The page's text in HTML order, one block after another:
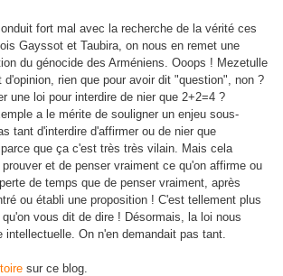
fort mal avec la recherche de la vérité ces
Gayssot et Taubira, on nous en remet une
du génocide des Arméniens. Ooops ! Mezetulle
rien que pour avoir dit "question", non ?
une loi pour interdire de nier que 2+2=4 ?
a le mérite de souligner un enjeu sous-
tant d'interdire d'affirmer ou de nier que
que ça c'est très très vilain. Mais cela
et de penser vraiment ce qu'on affirme ou
de temps que de penser vraiment, après
ou établi une proposition ! C'est tellement plus
vous dit de dire ! Désormais, la loi nous
intellectuelle. On n'en demandait pas tant.
sur ce blog.